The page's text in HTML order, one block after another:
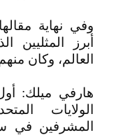
وفي نهاية
أبرز
العالم، وكان
هارفي ميلك:
الولايات
المشرفين في